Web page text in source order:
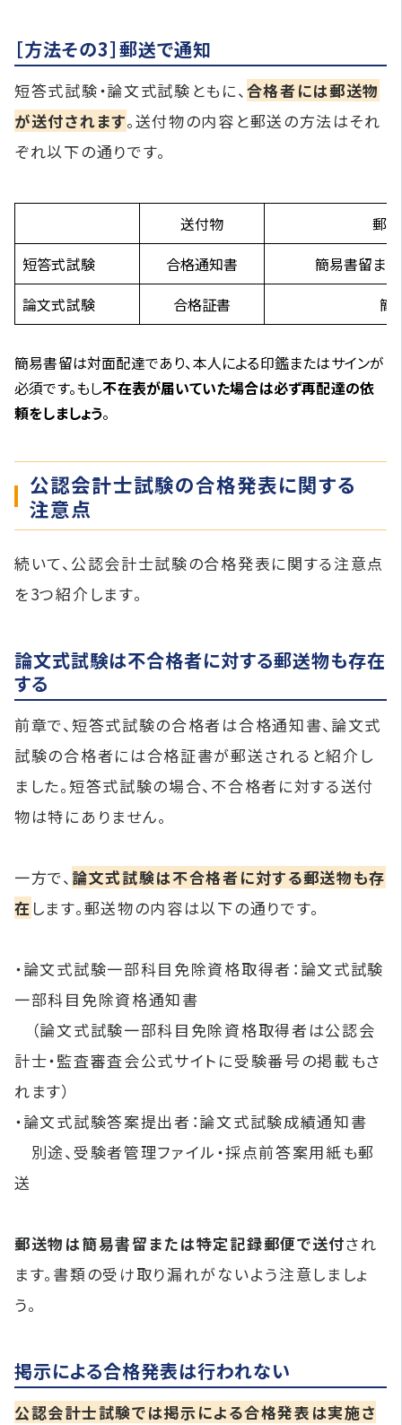
［方法その3］郵送で通知
短答式試験・論文式試験ともに、 合格者には郵送物
が送付されます。送付物の内容と郵送の方法はそれ
ぞれ以下の通りです。
送付物
郵
短答式試験
合格通知書
簡易書留ま
論文式試験
合格証書 簡
簡易書留は対面配達であり、本人による印鑑またはサインが
必須です。もし不在表が届いていた場合は必ず再配達の依
頼をしましょう。
公認会計士試験の合格発表に関する
注意点
続いて、公認会計士試験の合格発表に関する注意点
を3つ紹介します。
論文式試験は不合格者に対する郵送物も存在
する
前章で、短答式試験の合格者は合格通知書、論文式
試験の合格者には合格証書が郵送されると紹介し
ました。短答式試験の場合、不合格者に対する送付
物は特にありません。
一方で、 論文式試験は不合格者に対する郵送物も存
在 します。郵送物の内容は以下の通りです。
・論文式試験一部科目免除資格取得者：論文式試験
一部科目免除資格通知書
（論文式試験一部科目免除資格取得者は公認会
計士・監査審査会公式サイトに受験番号の掲載もさ
れます）
・論文式試験答案提出者：論文式試験成績通知書
別途、受験者管理ファイル・採点前答案用紙も郵
送
郵送物は簡易書留または特定記録郵便で送付され
ます。書類の受け取り漏れがないよう注意しましょ
う。
掲示による合格発表は行われない
公認会計士試験では掲示による合格発表は実施さ